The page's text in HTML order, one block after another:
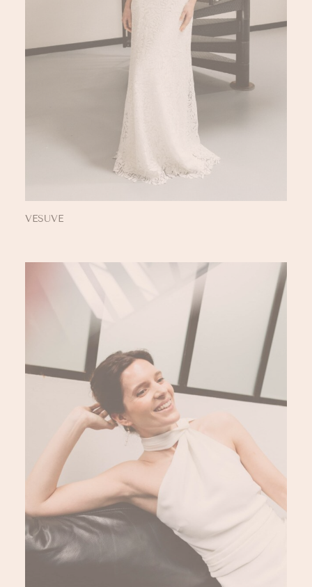
VESUVE